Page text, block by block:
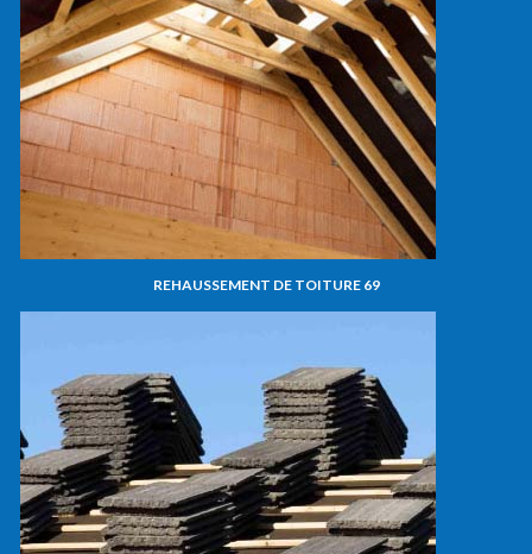
REHAUSSEMENT DE TOITURE 69